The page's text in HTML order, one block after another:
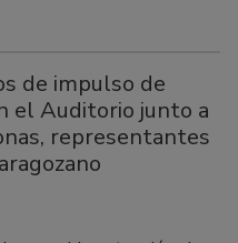
de impulso de
el Auditorio junto a
representantes